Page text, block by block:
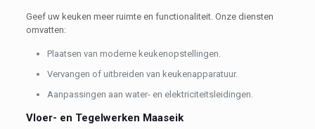
Geef uw keuken meer ruimte en functionaliteit. Onze diensten
omvatten:
Plaatsen van moderne keukenopstellingen.
Vervangen of uitbreiden van keukenapparatuur.
Aanpassingen aan water- en elektriciteitsleidingen.
Vloer- en Tegelwerken Maaseik